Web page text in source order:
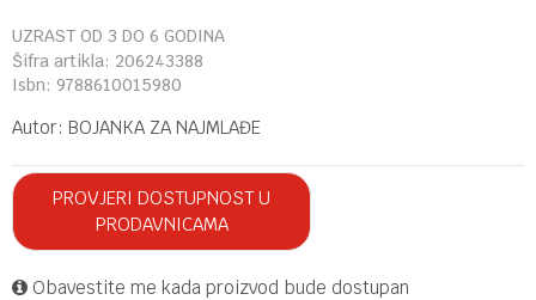
UZRAST OD 3 DO 6 GODINA
Šifra artikla: 206243388
Isbn: 9788610015980
Autor: BOJANKA ZA NAJMLAĐE
PROVJERI DOSTUPNOST U
PRODAVNICAMA
Obavestite me kada proizvod bude dostupan